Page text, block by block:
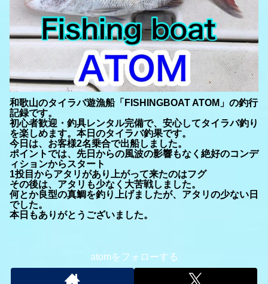
和歌山のタイラバ遊漁船「FISHINGBOAT ATOM」の釣行
記録です。
初心者歓迎・釣具レンタル完備で、安心してタイラバ釣り
を楽しめます。本日のタイラバ釣果です。
今日は、お客様2名乗合で出船しました。
ポイントでは、先日からの風波の影響もなく絶好のコンデ
ィションからスタート
1投目からアタリがあり上がって来たのはフグ
その後は、アタリも少なく大苦戦しました。
何とか良型の真鯛を釣り上げましたが、アタリの少ない日
でした。
本日もありがとうございました。
atomをフォローする